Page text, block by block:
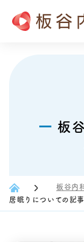
板
板谷内
居眠りについての記